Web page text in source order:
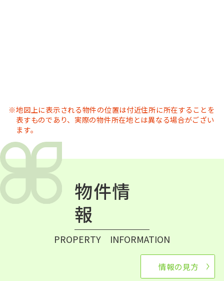
地図上に表示される物件の位置は付近住所に所在することを
表すものであり、実際の物件所在地とは異なる場合がござい
ます。
物件情
報
PROPERTY INFORMATION
情報の見方